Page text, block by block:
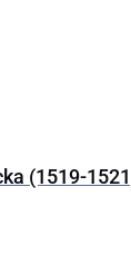
(1519-